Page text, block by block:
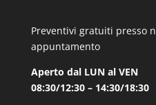
Preventivi gratuiti presso
appuntamento
Aperto dal LUN al VEN
08:30/12:30 – 14:30/18:30